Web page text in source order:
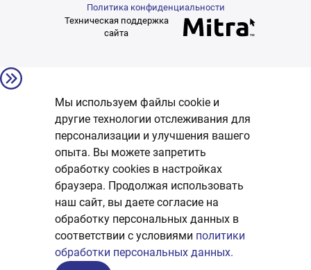
Политика конфиденциальности
Техническая поддержка
сайта
Мы используем файлы cookie и
другие технологии отслеживания для
персонализации и улучшения вашего
опыта. Вы можете запретить
обработку сookies в настройках
браузера. Продолжая использовать
наш сайт, вы даете согласие на
обработку персональных данных в
соответствии с условиями политики
обработки персональных данных.